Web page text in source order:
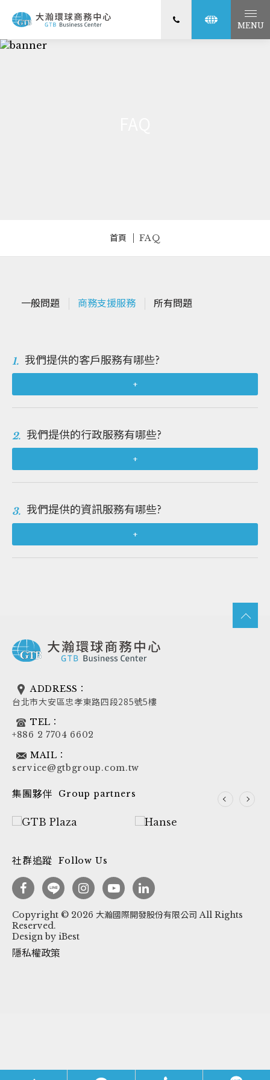
MENU
首頁 FAQ
一般問題 商務支援服務 所有問題
1. 我們提供的客戶服務有哪些?
+
2. 我們提供的行政服務有哪些?
+
3. 我們提供的資訊服務有哪些?
+
ADDRESS：
台北市大安區忠孝東路四段285號5樓
TEL：
+886 2 7704 6602
MAIL：
service@gtbgroup.com.tw
集團夥伴 Group partners
社群追蹤 Follow Us
Copyright © 2026 大瀚國際開發股份有限公司 All Rights
Reserved.
Design by iBest
隱私權政策